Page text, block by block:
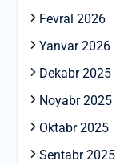
Fevral 2026
Yanvar 2026
Dekabr 2025
Noyabr 2025
Oktabr 2025
Sentabr 2025